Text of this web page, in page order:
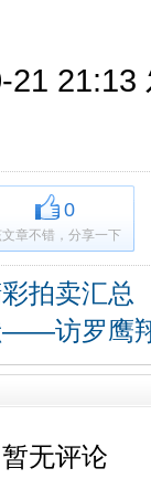
21:13
0
章不错，分享一下
拍卖汇总
——访罗鹰
暂无评论